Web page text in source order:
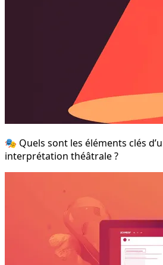
🎭 Quels sont les éléments clés
interprétation théâtrale ?